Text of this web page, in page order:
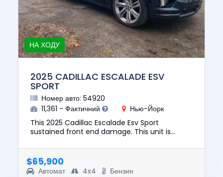
НА ХОДУ
2025 CADILLAC ESCALADE ESV
SPORT
Номер авто: 54920
11,361 - Фактичний
Нью-Йорк
This 2025 Cadillac Escalade Esv Sport
sustained front end damage. This unit is
value of this vehicle was $11...
$65,900
Автомат 4x4 Бензин